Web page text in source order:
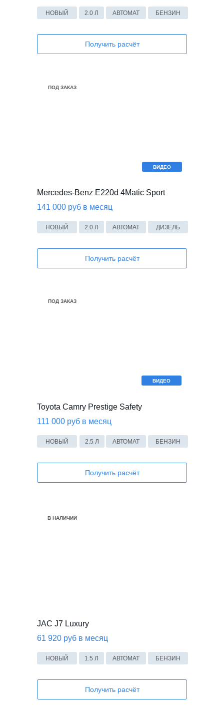
Toyota Camry Prestige Safety
111 000 руб в месяц
Получить расчёт
АВТОМАТ БЕНЗИН
НОВЫЙ
В НАЛИЧИИ
ПОД ЗАКАЗ
2.5 Л
В НАЛИЧИИ
ВИДЕО
ПОД ЗАКАЗ
Mercedes-Benz E220d 4Matic Sport
141 000 руб в месяц
Получить расчёт
2.0 Л АВТОМАТ ДИЗЕЛЬ
НОВЫЙ
ПОД ЗАКАЗ
ВИДЕО
Получить расчёт
2.0 Л АВТОМАТ БЕНЗИН
НОВЫЙ
JAC J7 Luxury
61 920 руб в месяц
Получить расчёт
1.5 Л АВТОМАТ БЕНЗИН
НОВЫЙ
В НАЛИЧИИ